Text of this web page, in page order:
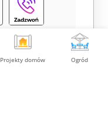
Projekty domów Ogród